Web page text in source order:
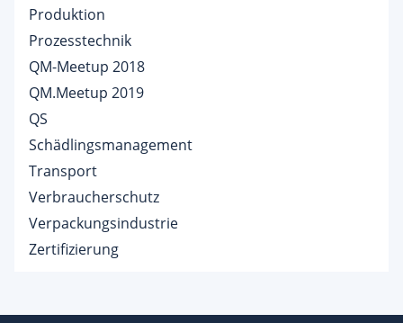
Produktion
Prozesstechnik
QM-Meetup 2018
QM.Meetup 2019
QS
Schädlingsmanagement
Transport
Verbraucherschutz
Verpackungsindustrie
Zertifizierung